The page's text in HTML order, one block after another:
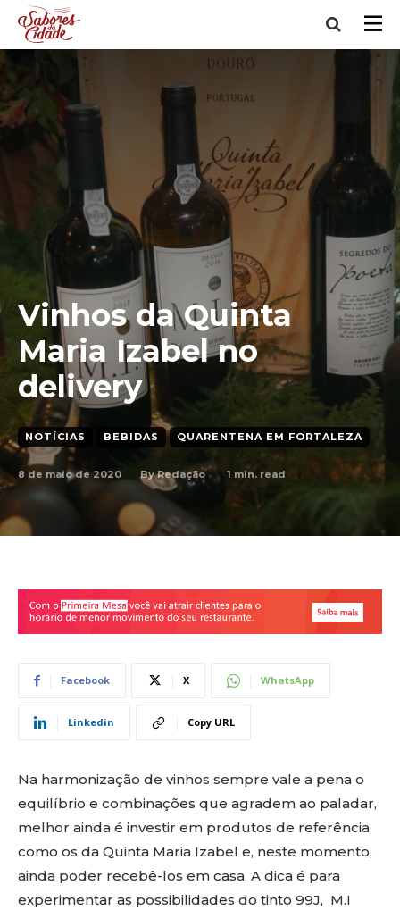
Vinhos da Quinta
Maria Izabel no
delivery
NOTÍCIAS BEBIDAS QUARENTENA EM FORTALEZA
8 de maio de 2020 By Redação 1 min. read
Facebook X WhatsApp
Linkedin Copy URL
Na harmonização de vinhos sempre vale a pena o
equilíbrio e combinações que agradem ao paladar,
melhor ainda é investir em produtos de referência
como os da Quinta Maria Izabel e, neste momento,
ainda poder recebê-los em casa. A dica é para
experimentar as possibilidades do tinto 99J, M.I